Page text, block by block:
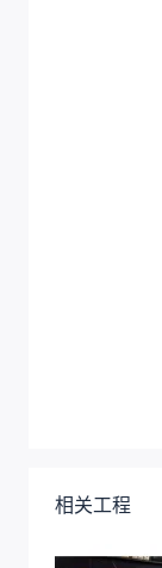
相关工程